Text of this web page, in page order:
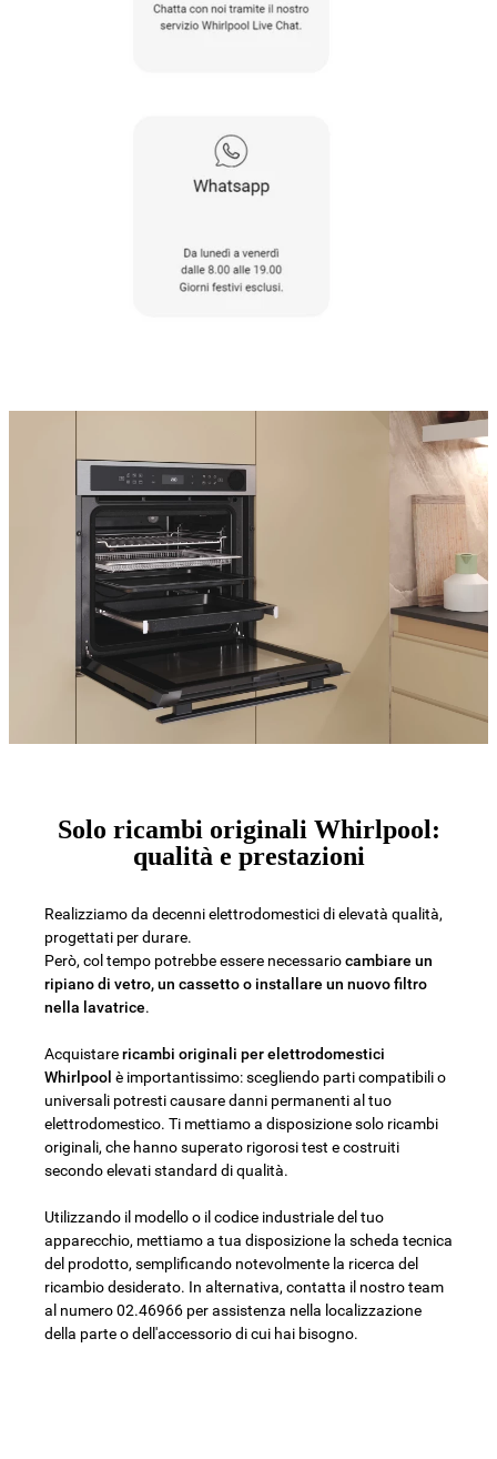
Solo ricambi originali Whirlpool:
qualità e prestazioni
Realizziamo da decenni elettrodomestici di elevatà qualità,
progettati per durare.
Però, col tempo potrebbe essere necessariocambiare un
ripiano di vetro, un cassetto o installare un nuovo filtro
nella lavatrice.
Acquistarericambi originali per elettrodomestici
Whirlpool è importantissimo: scegliendo parti compatibili o
universali potresti causare danni permanenti al tuo
elettrodomestico. Ti mettiamo a disposizione solo ricambi
originali, che hanno superato rigorosi test e costruiti
secondo elevati standard di qualità.
Utilizzando il modello o il codice industriale del tuo
apparecchio, mettiamo a tua disposizione la scheda tecnica
del prodotto, semplificando notevolmente la ricerca del
ricambio desiderato. In alternativa, contatta il nostro team
al numero 02.46966 per assistenza nella localizzazione
della parte o dell'accessorio di cui hai bisogno.